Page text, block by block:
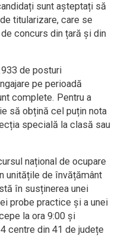
sunt așteptați să
titularizare, care se
concurs din țară și din
de posturi
pe perioadă
complete. Pentru a
să obțină cel puțin nota
specială la clasă sau
național de ocupare
unitățile de învățământ
în susținerea unei
probe practice și a unei
la ora 9:00 și
centre din 41 de județe